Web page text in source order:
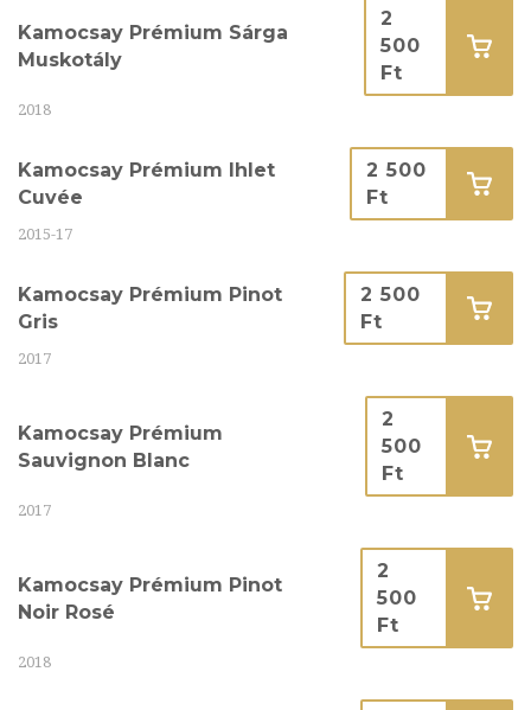
Kamocsay Prémium Sárga
Muskotály
2
500
Ft
2018
Kamocsay Prémium Ihlet
Cuvée
2 500
Ft
2015-17
Kamocsay Prémium Pinot
Gris
2 500
Ft
2017
Kamocsay Prémium
Sauvignon Blanc
2
500
Ft
2017
Kamocsay Prémium Pinot
Noir Rosé
2
500
Ft
2018